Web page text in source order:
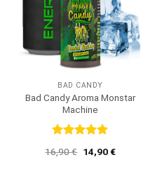
BAD CANDY
Bad Candy Aroma Monstar
Machine
Bewertet
mit 5 von
16,90€ Ursprünglicher
Preis
14,90€Aktueller